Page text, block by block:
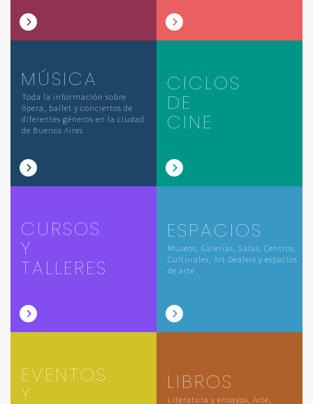
MÚSICA
Toda la información sobre
ópera, ballet y conciertos de
diferentes géneros en la ciudad
de Buenos Aires
CICLOS
DE
CINE
CURSOS
Y
TALLERES
ESPACIOS
Museos, Galerías, Salas, Centros
Culturales, Art Dealers y espacios
de arte
EVENTOS
Y LIBROS
Literatura y ensayos, Arte,